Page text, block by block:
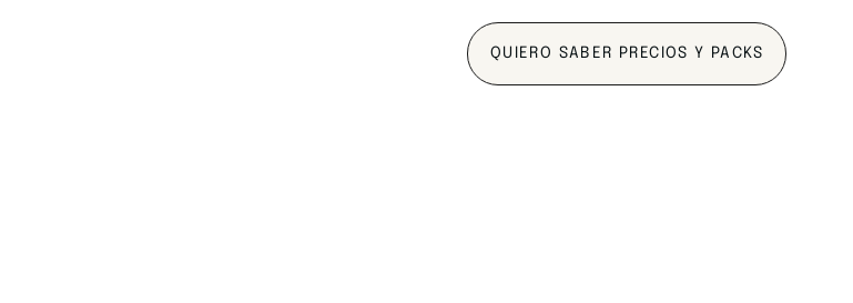
QUIERO SABER PRECIOS Y PACKS